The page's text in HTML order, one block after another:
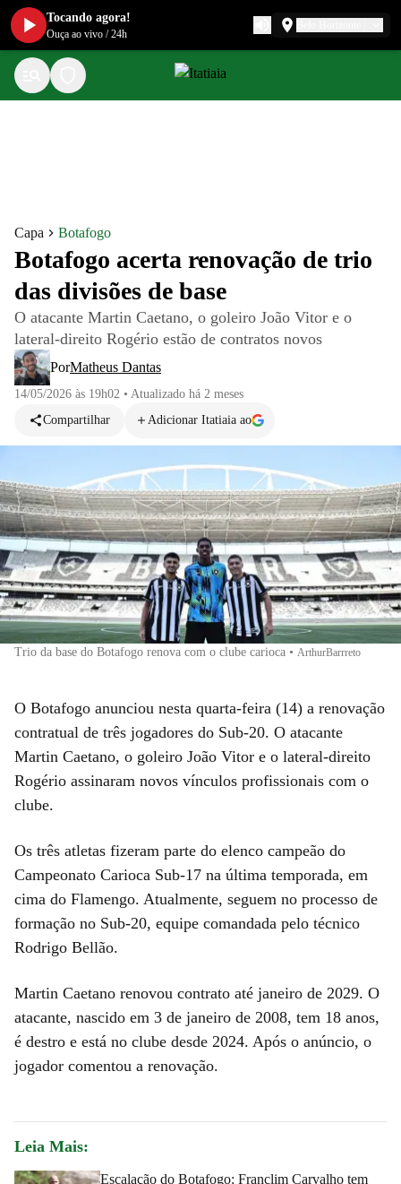
Capa Botafogo
Botafogo acerta renovação de trio
das divisões de base
O atacante Martin Caetano, o goleiro João Vitor e o
lateral-direito Rogério estão de contratos novos
PorMatheus Dantas
14/05/2026 às 19h02 • Atualizado há 2 meses
Compartilhar
Adicionar Itatiaia ao
Trio da base do Botafogo renova com o clube carioca • ArthurBarrreto
O Botafogo anunciou nesta quarta-feira (14) a renovação
contratual de três jogadores do Sub-20. O atacante
Martin Caetano, o goleiro João Vitor e o lateral-direito
Rogério assinaram novos vínculos profissionais com o
clube.
Os três atletas fizeram parte do elenco campeão do
Campeonato Carioca Sub-17 na última temporada, em
cima do Flamengo. Atualmente, seguem no processo de
formação no Sub-20, equipe comandada pelo técnico
Rodrigo Bellão.
Martin Caetano renovou contrato até janeiro de 2029. O
atacante, nascido em 3 de janeiro de 2008, tem 18 anos,
é destro e está no clube desde 2024. Após o anúncio, o
jogador comentou a renovação.
Leia Mais:
Escalação do Botafogo: Franclim Carvalho tem
Tocando agora!
Ouça ao vivo /24h